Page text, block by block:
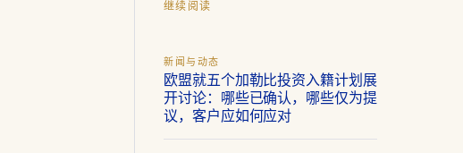
继续阅读
新闻与动态
欧盟就五个加勒比投资入籍计划展
开讨论：哪些已确认，哪些仅为提
议，客户应如何应对